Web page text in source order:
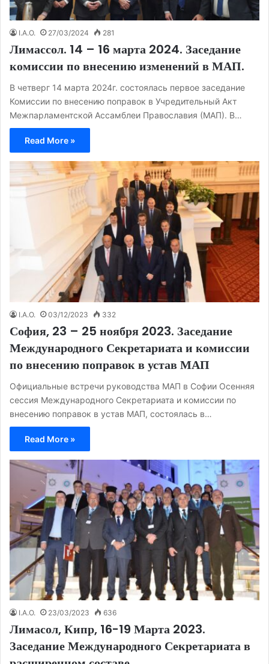
I.A.O. 27/03/2024 281
Лимассол. 14 – 16 марта 2024. Заседание
комиссии по внесению изменений в МАП.
В четверг 14 марта 2024г. состоялась первое заседание
Комиссии по внесению поправок в Учредительный Акт
Межпарламентской Ассамблеи Православия (МАП). В…
Read More »
I.A.O. 03/12/2023 332
София, 23 – 25 ноября 2023. Заседание
Международного Секретариата и комиссии
по внесению поправок в устав МАП
Официальные встречи руководства МАП в Софии Осенняя
сессия Международного Секретариата и комиссии по
внесению поправок в устав МАП, состоялась в…
Read More »
I.A.O. 23/03/2023 636
Лимасол, Кипр, 16-19 Марта 2023.
Заседание Международного Секретариата в